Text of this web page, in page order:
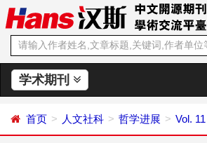
学术期刊
首页 人文社科 哲学进展 Vol.